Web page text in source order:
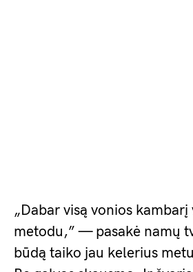
„Dabar visą vonios kambarį
metodu,” — pasakė namų
būdą taiko jau kelerius